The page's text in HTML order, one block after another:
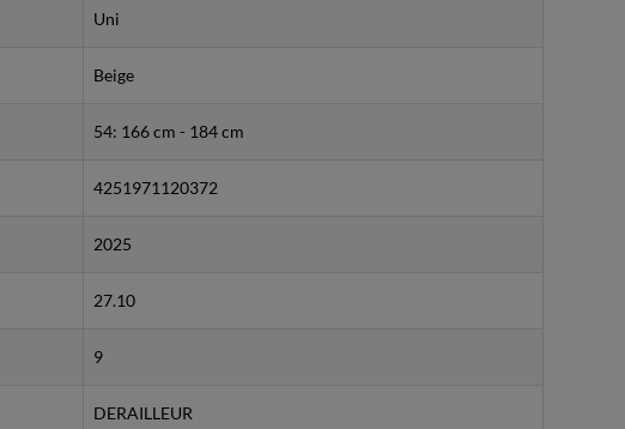
Uni
Beige
54: 166 cm - 184 cm
4251971120372
2025
27.10
9
DERAILLEUR